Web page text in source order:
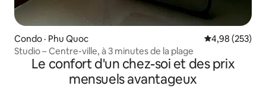
Condo · Phu Quoc Note
4,98 (253)
Studio – Centre-ville, à 3 minutes de la plage
Le confort d'un chez-soi et des prix
mensuels avantageux